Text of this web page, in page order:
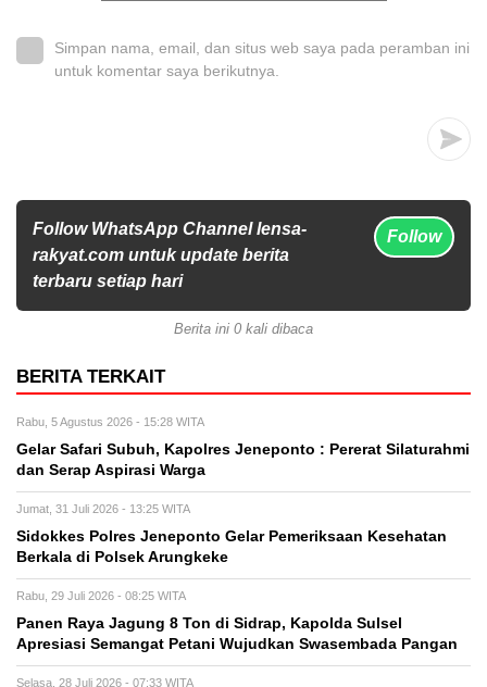
Simpan nama, email, dan situs web saya pada peramban ini
untuk komentar saya berikutnya.
Follow WhatsApp Channel lensa-
rakyat.com untuk update berita
terbaru setiap hari
Follow
Berita ini 0 kali dibaca
BERITA TERKAIT
Rabu, 5 Agustus 2026 - 15:28 WITA
Gelar Safari Subuh, Kapolres Jeneponto : Pererat Silaturahmi
dan Serap Aspirasi Warga
Jumat, 31 Juli 2026 - 13:25 WITA
Sidokkes Polres Jeneponto Gelar Pemeriksaan Kesehatan
Berkala di Polsek Arungkeke
Rabu, 29 Juli 2026 - 08:25 WITA
Panen Raya Jagung 8 Ton di Sidrap, Kapolda Sulsel
Apresiasi Semangat Petani Wujudkan Swasembada Pangan
Selasa, 28 Juli 2026 - 07:33 WITA